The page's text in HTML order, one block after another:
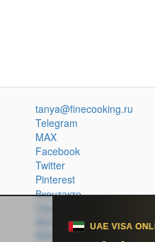
tanya@finecooking.ru
Telegram
MAX
Facebook
Twitter
Pinterest
Вконтакте
Одноклассники